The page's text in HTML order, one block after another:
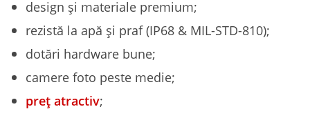
design și materiale premium;
rezistă la apă și praf (IP68 & MIL-STD-810);
dotări hardware bune;
camere foto peste medie;
preț atractiv;